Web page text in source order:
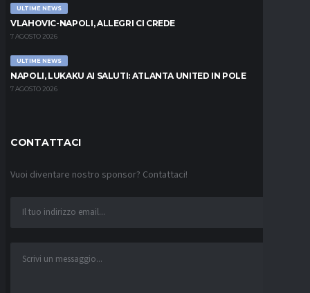
ULTIME NEWS
VLAHOVIC-NAPOLI, ALLEGRI CI CREDE
7 AGOSTO 2026
ULTIME NEWS
NAPOLI, LUKAKU AI SALUTI: ATLANTA UNITED IN POLE
7 AGOSTO 2026
CONTATTACI
Vuoi diventare nostro sponsor? Contattaci!